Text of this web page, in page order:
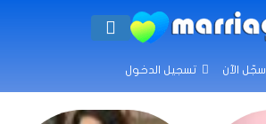
سجّل الآن تسجيل الدخول